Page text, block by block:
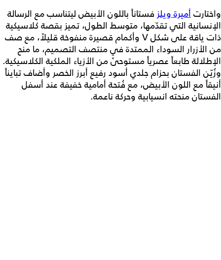
واختارتأميرة ويلز فستاناً باللون الأبيض ليتناسب مع الرسالة
الإنسانية التي تقدّمها، متوسط الطول، تميز بقصة كلاسيكية
ذات ياقة على شكل V وأكمام قصيرة منفوخة قليلاً، مع صف
من الأزرار السوداء الممتدة في منتصف التصميم، ما منح
الإطلالة طابعاً عصرياً مستوحىً من الأزياء الملكية الكلاسيكية.
وزُيّن الفستان بحزام جلدي أسود رفيع أبرز الخصر وأضاف تبايناً
أنيقاً مع اللون الأبيض، مع فُتحة أمامية خفيفة عند أسفل
الفستان منحته انسيابية وحركة ناعمة.